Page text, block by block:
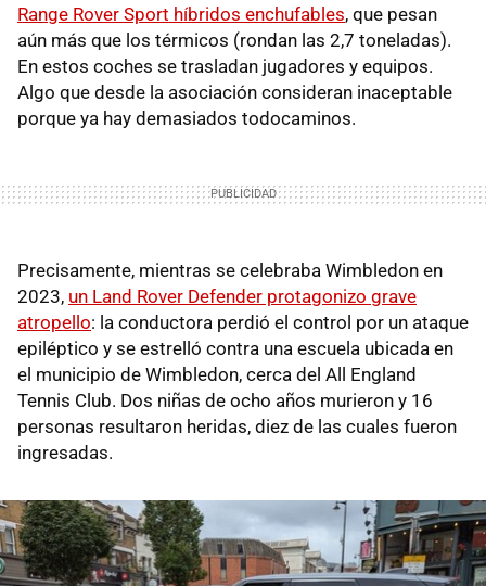
Range Rover Sport híbridos enchufables, que pesan
aún más que los térmicos (rondan las 2,7 toneladas).
En estos coches se trasladan jugadores y equipos.
Algo que desde la asociación consideran inaceptable
porque ya hay demasiados todocaminos.
Precisamente, mientras se celebraba Wimbledon en
2023, un Land Rover Defender protagonizo grave
atropello: la conductora perdió el control por un ataque
epiléptico y se estrelló contra una escuela ubicada en
el municipio de Wimbledon, cerca del All England
Tennis Club. Dos niñas de ocho años murieron y 16
personas resultaron heridas, diez de las cuales fueron
ingresadas.